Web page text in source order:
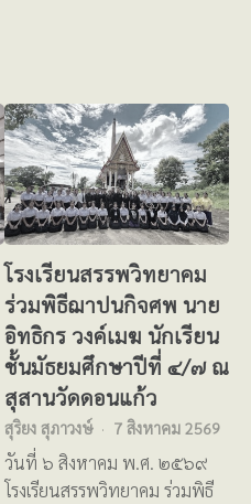
โรงเรียนสรรพวิทยาคม
ร่วมพิธีฌาปนกิจศพ นาย
อิทธิกร วงค์เมฆ นักเรียน
ชั้นมัธยมศึกษาปีที่ ๔/๗ ณ
สุสานวัดดอนแก้ว
สุริยง สุภาวงษ์ 7 สิงหาคม 2569
วันที่ ๖ สิงหาคม พ.ศ. ๒๕๖๙
โรงเรียนสรรพวิทยาคม ร่วมพิธี